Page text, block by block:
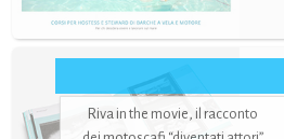
Riva in the movie, il racconto